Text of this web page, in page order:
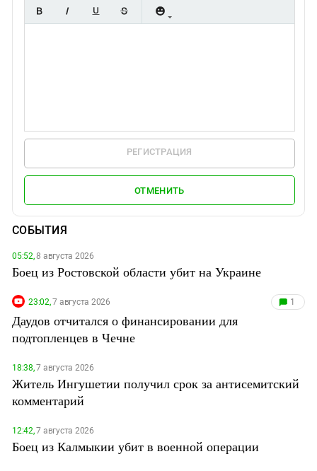
РЕГИСТРАЦИЯ
ОТМЕНИТЬ
СОБЫТИЯ
05:52,8 августа 2026
Боец из Ростовской области убит на Украине
23:02,7 августа 2026 1
Даудов отчитался о финансировании для
подтопленцев в Чечне
18:38,7 августа 2026
Житель Ингушетии получил срок за антисемитский
комментарий
12:42,7 августа 2026
Боец из Калмыкии убит в военной операции